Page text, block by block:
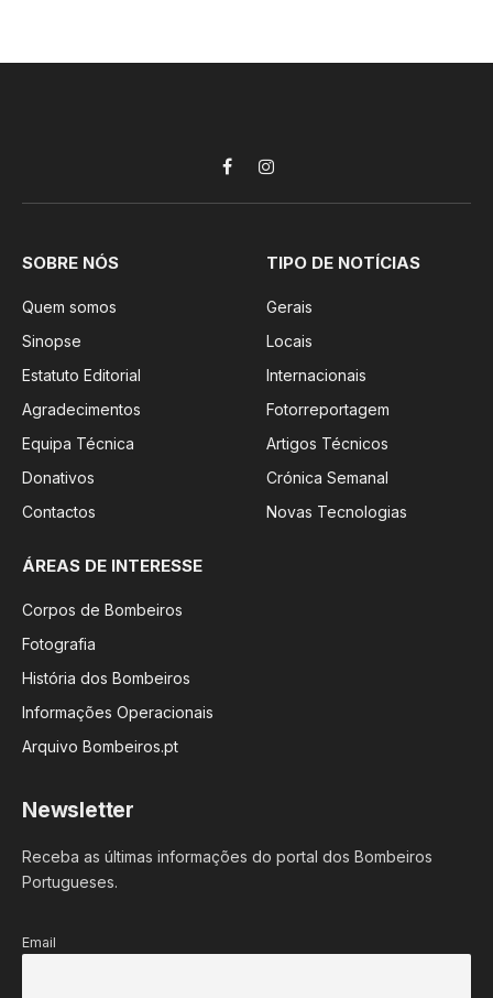
FacebookInstagram
SOBRE NÓS
Quem somos
Sinopse
Estatuto Editorial
Agradecimentos
Equipa Técnica
Donativos
Contactos
TIPO DE NOTÍCIAS
Gerais
Locais
Internacionais
Fotorreportagem
Artigos Técnicos
Crónica Semanal
Novas Tecnologias
ÁREAS DE INTERESSE
Corpos de Bombeiros
Fotografia
História dos Bombeiros
Informações Operacionais
Arquivo Bombeiros.pt
Newsletter
Receba as últimas informações do portal dos Bombeiros
Portugueses.
Email